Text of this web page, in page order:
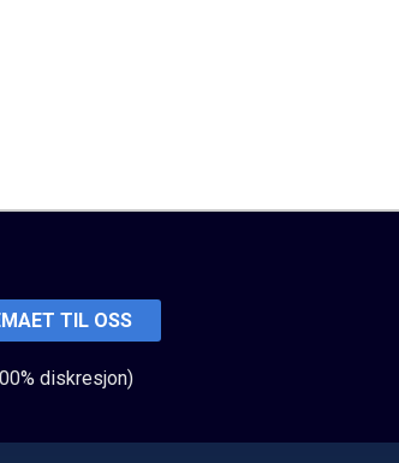
diskresjon)